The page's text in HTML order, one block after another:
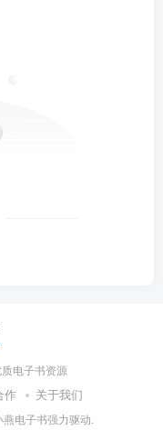
电子书资源
作 关于我们
燕电子书强力驱动.